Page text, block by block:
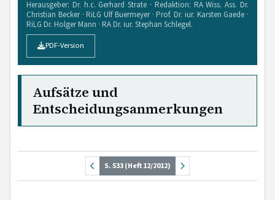
Herausgeber: Dr. h.c. Gerhard Strate · Redaktion: RA Wiss. Ass. Dr.
Christian Becker · RiLG Ulf Buermeyer · Prof. Dr. iur. Karsten Gaede ·
RiLG Dr. Holger Mann · RA Dr. iur. Stephan Schlegel.
PDF-Version
Aufsätze und
Entscheidungsanmerkungen
S. 533 (Heft 12/2012)